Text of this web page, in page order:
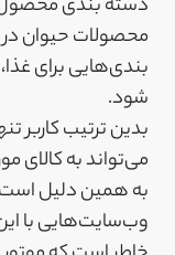
دسته بندی
محصولات حیوان
بندی‌هایی برای
شود.
می‌تواند به کالای
به همین دلیل است
وب‌سایت‌هایی با